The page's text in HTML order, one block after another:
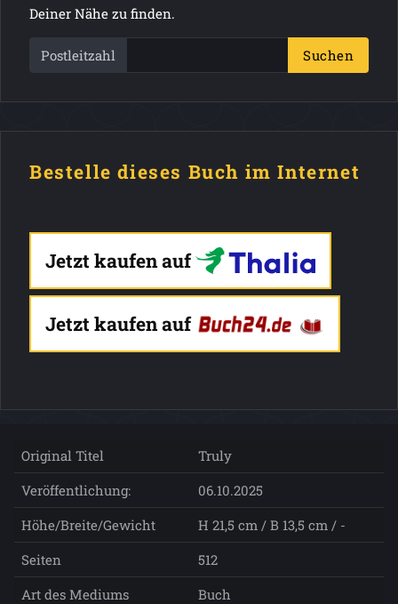
Deiner Nähe zu finden.
Postleitzahl Suchen
Bestelle dieses Buch im Internet
Jetzt kaufen auf
Jetzt kaufen auf
Original Titel
Truly
Veröffentlichung:
06.10.2025
Höhe/Breite/Gewicht
H 21,5 cm / B 13,5 cm / -
Seiten
512
Art des Mediums
Buch